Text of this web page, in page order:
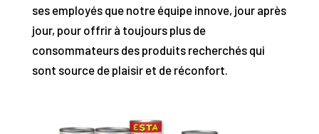
ses employés que notre équipe innove, jour après
jour, pour offrir à toujours plus de
consommateurs des produits recherchés qui
sont source de plaisir et de réconfort.